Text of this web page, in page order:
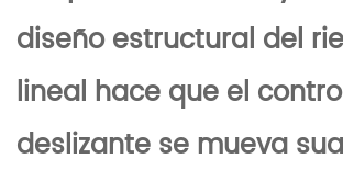
diseño estructural del
lineal hace que el
deslizante se mueva